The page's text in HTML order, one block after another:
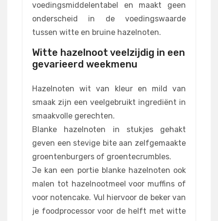
voedingsmiddelentabel en maakt geen
onderscheid in de voedingswaarde
tussen witte en bruine hazelnoten.
Witte hazelnoot veelzijdig in een
gevarieerd weekmenu
Hazelnoten wit van kleur en mild van
smaak zijn een veelgebruikt ingrediënt in
smaakvolle gerechten.
Blanke hazelnoten in stukjes gehakt
geven een stevige bite aan zelfgemaakte
groentenburgers of groentecrumbles.
Je kan een portie blanke hazelnoten ook
malen tot hazelnootmeel voor muffins of
voor notencake. Vul hiervoor de beker van
je foodprocessor voor de helft met witte